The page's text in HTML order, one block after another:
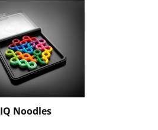
IQ Noodles